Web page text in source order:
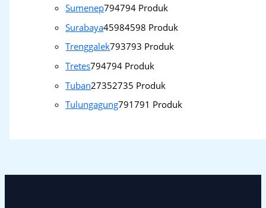
Sumenep794794 Produk
Surabaya45984598 Produk
Trenggalek793793 Produk
Tretes794794 Produk
Tuban27352735 Produk
Tulungagung791791 Produk